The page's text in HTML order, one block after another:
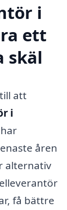
i
ett
skäl
att
i
åren
alternativ
få bättre